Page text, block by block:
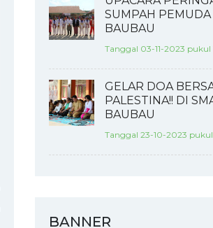
SUMPAH PEMUDA
BAUBAU
Tanggal 03-11-2023 pukul
GELAR DOA
PALESTINA!! DI
BAUBAU
Tanggal 23-10-2023
BANNER